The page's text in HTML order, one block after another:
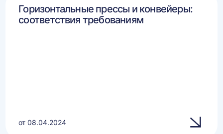
Горизонтальные прессы и конвейеры:
соответствия требованиям
от 08.04.2024